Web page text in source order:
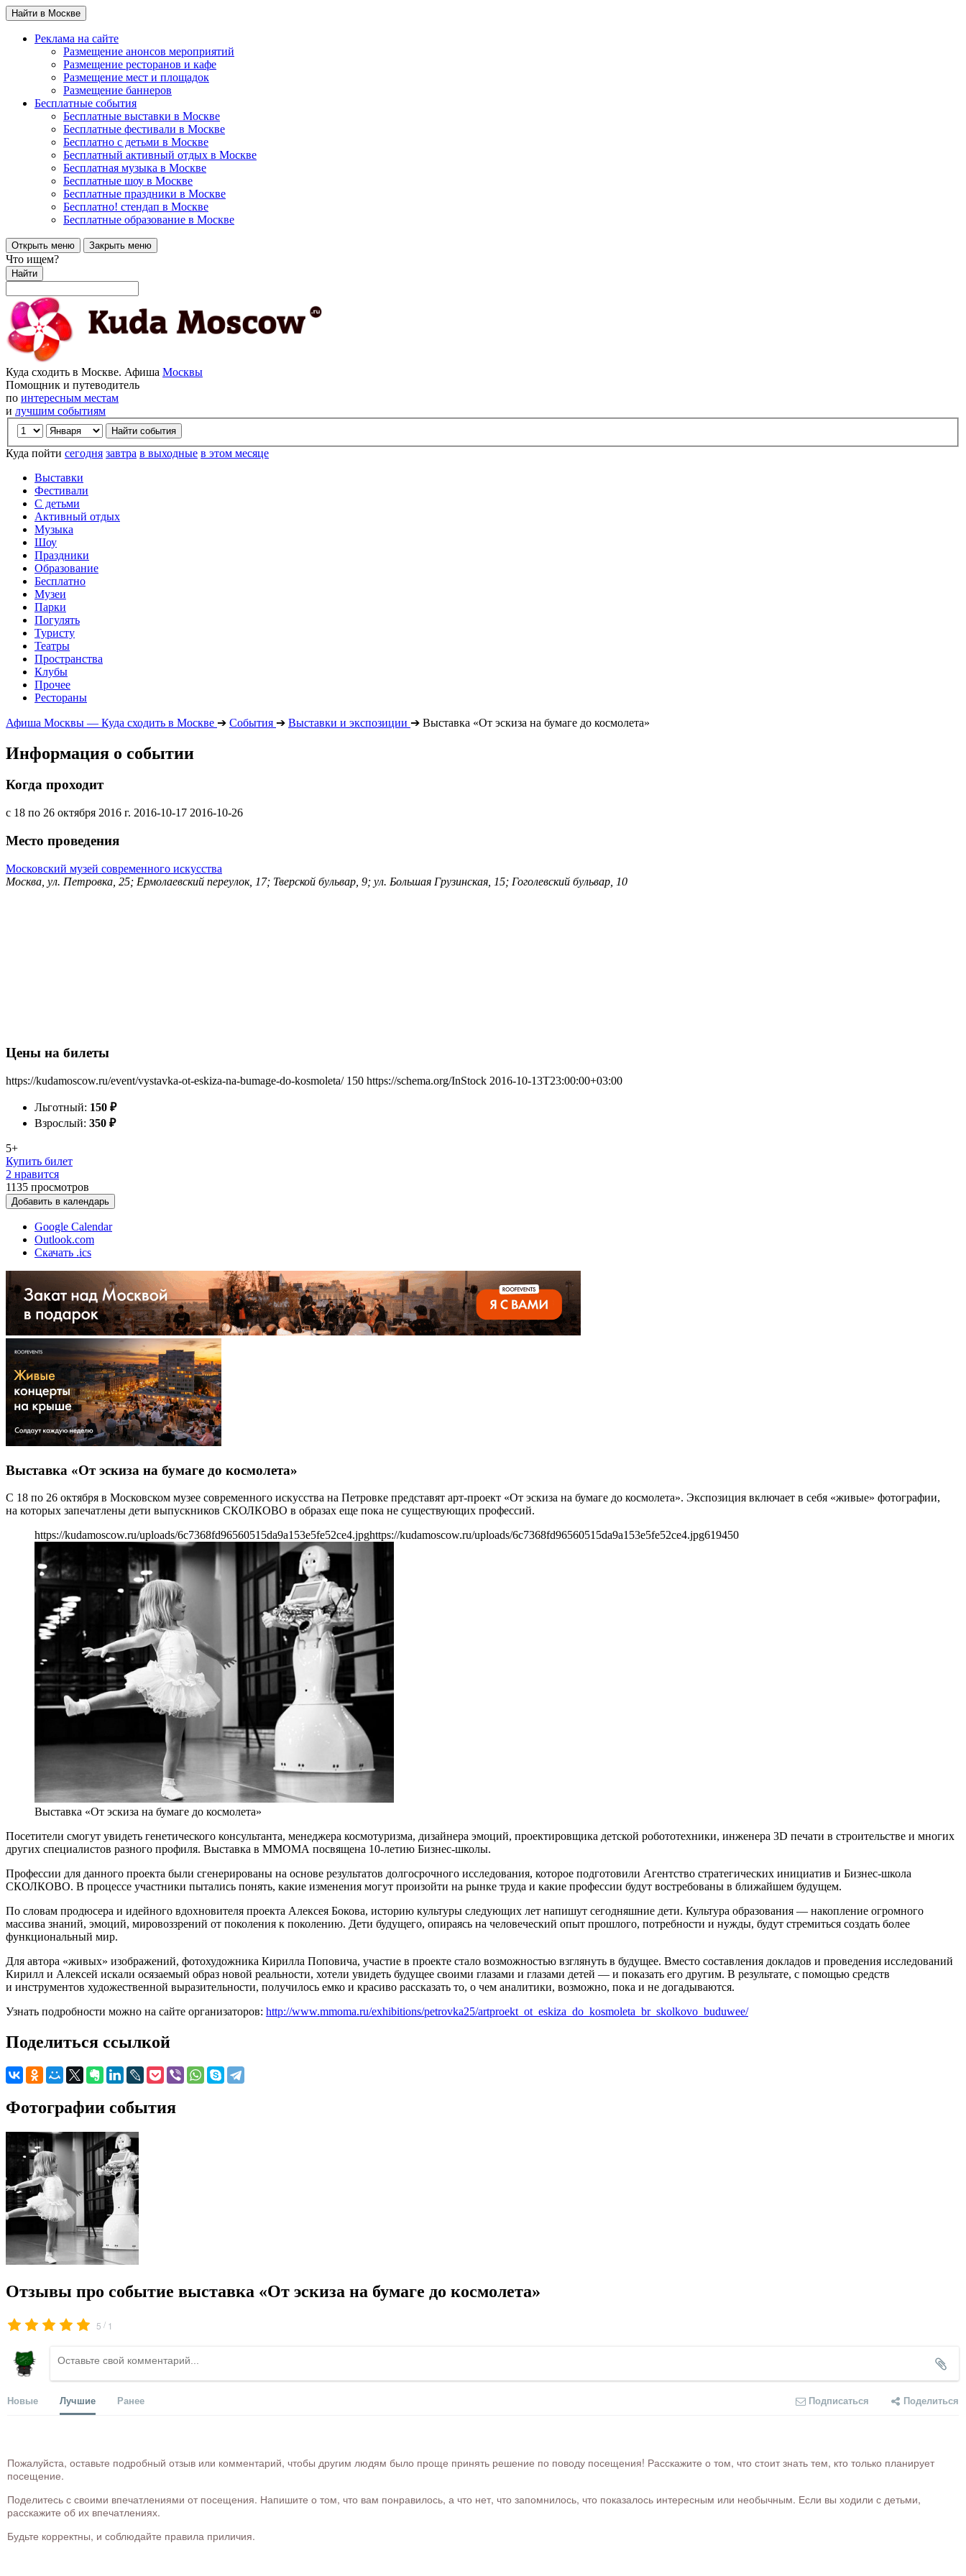
Найти в Москве
Реклама на сайте
Размещение анонсов мероприятий
Размещение ресторанов и кафе
Размещение мест и площадок
Размещение баннеров
Бесплатные события
Бесплатные выставки в Москве
Бесплатные фестивали в Москве
Бесплатно с детьми в Москве
Бесплатный активный отдых в Москве
Бесплатная музыка в Москве
Бесплатные шоу в Москве
Бесплатные праздники в Москве
Бесплатно! стендап в Москве
Бесплатные образование в Москве
Открыть меню Закрыть меню
Что ищем?
Найти
Куда сходить в Москве. Афиша Москвы
Помощник и путеводитель
по интересным местам
и лучшим событиям
Куда пойти сегодня завтра в выходные в этом месяце
Выставки
Фестивали
С детьми
Активный отдых
Музыка
Шоу
Праздники
Образование
Бесплатно
Музеи
Парки
Погулять
Туристу
Театры
Пространства
Клубы
Прочее
Рестораны
Афиша Москвы — Куда сходить в Москве ➔ События ➔ Выставки и экспозиции ➔ Выставка «От эскиза на бумаге до космолета»
Информация о событии
Когда проходит
с 18 по 26 октября 2016 г. 2016-10-17 2016-10-26
Место проведения
Московский музей современного искусства
Москва, ул. Петровка, 25; Ермолаевский переулок, 17; Тверской бульвар, 9; ул. Большая Грузинская, 15; Гоголевский бульвар, 10
Цены на билеты
https://kudamoscow.ru/event/vystavka-ot-eskiza-na-bumage-do-kosmoleta/ 150 https://schema.org/InStock 2016-10-13T23:00:00+03:00
Льготный: 150 ₽
Взрослый: 350 ₽
5+
Купить билет
2 нравится
1135 просмотров
Добавить в календарь
Google Calendar
Outlook.com
Скачать .ics
Выставка «От эскиза на бумаге до космолета»
С 18 по 26 октября в Московском музее современного искусства на Петровке представят арт-проект «От эскиза на бумаге до космолета». Экспозиция включает в себя «живые» фотографии,
на которых запечатлены дети выпускников СКОЛКОВО в образах еще пока не существующих профессий.
https://kudamoscow.ru/uploads/6c7368fd96560515da9a153e5fe52ce4.jpghttps://kudamoscow.ru/uploads/6c7368fd96560515da9a153e5fe52ce4.jpg619450
Выставка «От эскиза на бумаге до космолета»
Посетители смогут увидеть генетического консультанта, менеджера космотуризма, дизайнера эмоций, проектировщика детской робототехники, инженера 3D печати в строительстве и многих
других специалистов разного профиля. Выставка в ММОМА посвящена 10-летию Бизнес-школы.
Профессии для данного проекта были сгенерированы на основе результатов долгосрочного исследования, которое подготовили Агентство стратегических инициатив и Бизнес-школа
СКОЛКОВО. В процессе участники пытались понять, какие изменения могут произойти на рынке труда и какие профессии будут востребованы в ближайшем будущем.
По словам продюсера и идейного вдохновителя проекта Алексея Бокова, историю культуры следующих лет напишут сегодняшние дети. Культура образования — накопление огромного
массива знаний, эмоций, мировоззрений от поколения к поколению. Дети будущего, опираясь на человеческий опыт прошлого, потребности и нужды, будут стремиться создать более
функциональный мир.
Для автора «живых» изображений, фотохудожника Кирилла Поповича, участие в проекте стало возможностью взглянуть в будущее. Вместо составления докладов и проведения исследований
Кирилл и Алексей искали осязаемый образ новой реальности, хотели увидеть будущее своими глазами и глазами детей — и показать его другим. В результате, с помощью средств
и инструментов художественной выразительности, получилось емко и красиво рассказать то, о чем аналитики, возможно, пока и не догадываются.
Узнать подробности можно на сайте организаторов: http://www.mmoma.ru/exhibitions/petrovka25/artproekt_ot_eskiza_do_kosmoleta_br_skolkovo_buduwee/
Поделиться ссылкой
Фотографии события
Отзывы про событие выставка «От эскиза на бумаге до космолета»
5 / 1
Новые Лучшие Ранее Подписаться Поделиться
Пожалуйста, оставьте подробный отзыв или комментарий, чтобы другим людям было проще принять решение по поводу посещения! Расскажите о том, что стоит знать тем, кто только планирует
посещение.
Поделитесь с своими впечатлениями от посещения. Напишите о том, что вам понравилось, а что нет, что запомнилось, что показалось интересным или необычным. Если вы ходили с детьми,
расскажите об их впечатлениях.
Будьте корректны, и соблюдайте правила приличия.